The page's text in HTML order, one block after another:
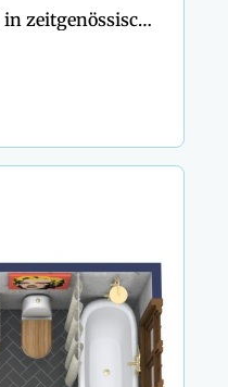
Vollausgestattetes Bad in zeitgenössischem Design